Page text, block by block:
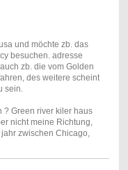
und möchte zb. das
besuchen. adresse
zb. die vom Golden
des weitere scheint
sein.
? Green river kiler haus
nicht meine Richtung,
zwischen Chicago,